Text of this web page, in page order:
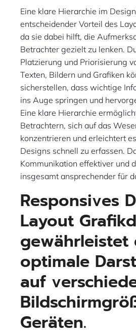
Eine klare Hierarchie im
entscheidender Vorteil des
da sie dabei hilft, die
Betrachter gezielt zu lenken.
Platzierung und Priorisierung
Texten, Bildern und Grafiken
sicherstellen, dass wichtige
ins Auge springen und
Eine klare Hierarchie
Betrachtern, sich auf das
konzentrieren und erleichtert
Designs schnell zu erfassen.
Kommunikation effektiver und
insgesamt ansprechender für
Responsives
Layout
gewährleistet
optimale
auf
Geräten.